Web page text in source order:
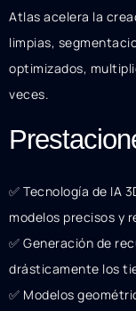
Atlas acelera la
limpias,
optimizados,
veces.
✅ Tecnología de IA
modelos precisos y
✅ Generación de
drásticamente los
✅ Modelos